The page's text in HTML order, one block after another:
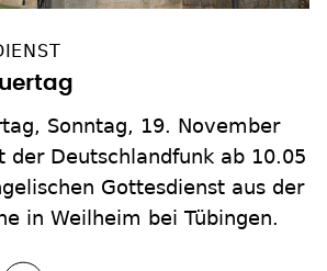
Sonntag, 19. November
der Deutschlandfunk ab 10.05
Gottesdienst aus der
in Weilheim bei Tübingen.